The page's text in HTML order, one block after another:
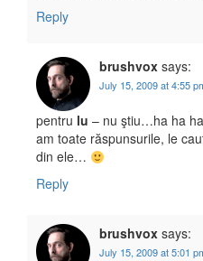
Reply
brushvox says:
July 15, 2009 at 4:55
pentru lu – nu ştiu…ha ha
am toate răspunsurile, le
din ele…
Reply
brushvox says:
July 15, 2009 at 5:01